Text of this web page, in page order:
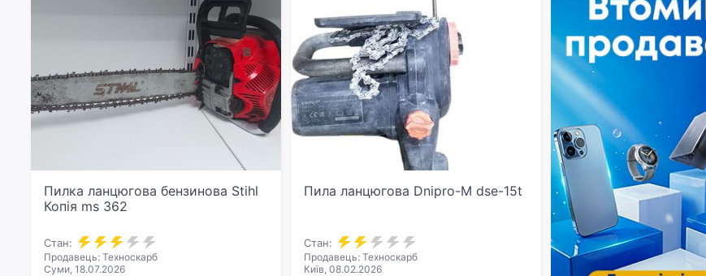
Пилка ланцюгова бензинова Stihl
Копія ms 362
Стан:
Продавець: Техноскарб
Суми, 18.07.2026
Пила ланцюгова Dnipro-M dse-15t
Стан:
Продавець: Техноскарб
Київ, 08.02.2026